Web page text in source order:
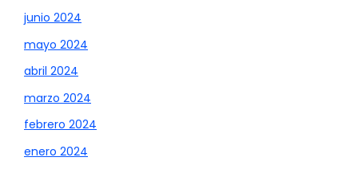
junio 2024
mayo 2024
abril 2024
marzo 2024
febrero 2024
enero 2024